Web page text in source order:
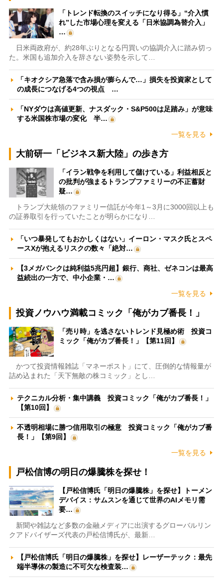
「トレンド転換のスイッチになり得る」“介入慣
れ”した市場心理を変える「日米協調為替介入」
…
日米両政府が、約28年ぶりとなる円買いの協調介入に踏み切っ
た。米国も追加介入を辞さない姿勢を示して…
「キオクシア急落で含み損が膨らんで…」損失を投資家として
の成長につなげる4つの視点 …
「NYダウは高値更新、ナスダック・S&P500は足踏み」が意味
する米国株市場の変化 半…
一覧を見る
大前研一「ビジネス新大陸」の歩き方
「イラン戦争を利用して儲けている」利益相反と
の批判が強まるトランプファミリーの不正蓄財
疑…
トランプ大統領のファミリー信託が今年1～3月に3000回以上も
の証券取引を行っていたことが明らかになり…
「いつ暴発してもおかしくはない」イーロン・マスク氏とスペ
ースXが抱えるリスクの数々「絶対…
【3メガバンクは純利益5兆円超】銀行、商社、ゼネコンは最高
益続出の一方で、中小企業・…
一覧を見る
投資ノウハウ満載コミック「俺がカブ番長！」
「売り時」を逃さないトレンド見極め術 投資コ
ミック「俺がカブ番長！」【第11回】
かつて投資情報雑誌「マネーポスト」にて、圧倒的な情報量が
詰め込まれた「天下無敵の株コミック」とし…
テクニカル分析・集中講義 投資コミック「俺がカブ番長！」
【第10回】
不透明相場に勝つ信用取引の極意 投資コミック「俺がカブ番
長！」【第9回】
一覧を見る
戸松信博の明日の爆騰株を探せ！
【戸松信博氏「明日の爆騰株」を探せ】トーメン
デバイス：サムスンを通じて世界のAIメモリ需
要…
新聞や雑誌など多数の金融メディアに出演するグローバルリン
クアドバイザーズ代表の戸松信博氏が、最新…
【戸松信博氏「明日の爆騰株」を探せ】レーザーテック：最先
端半導体の製造に不可欠な検査装…